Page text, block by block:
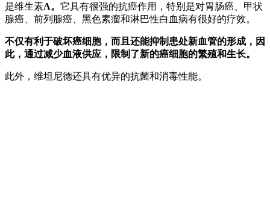
是维生素A。 它具有很强的抗癌作用，特别是对胃肠癌、甲状
腺癌、前列腺癌、黑色素瘤和淋巴性白血病有很好的疗效。
不仅有利于破坏癌细胞，而且还能抑制患处新血管的形成，因
此，通过减少血液供应，限制了新的癌细胞的繁殖和生长。
此外，维坦尼德还具有优异的抗菌和消毒性能。